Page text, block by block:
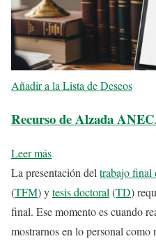
Añadir a la Lista de Deseos
Recurso de Alzada
Leer más
La presentación del trabajo final
(TFM) ytesis doctoral (TD)
final. Ese momento es cuando
mostrarnos en lo personal como